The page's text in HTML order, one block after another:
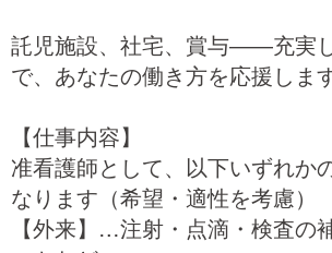
託児施設、社宅、賞与――充実
で、あなたの働き方を応援しま
【仕事内容】
准看護師として、以下いずれか
なります（希望・適性を考慮）
【外来】…注射・点滴・検査の